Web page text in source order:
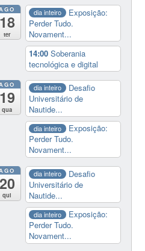
18
ter
dia inteiro
Exposição:
Perder Tudo.
Novament...
14:00Soberania
tecnológica e digital
19
qua
dia inteiro
Desafio
Universitário de
Nautide...
dia inteiro
Exposição:
Perder Tudo.
Novament...
20
qui
dia inteiro
Desafio
Universitário de
Nautide...
dia inteiro
Exposição:
Perder Tudo.
Novament...